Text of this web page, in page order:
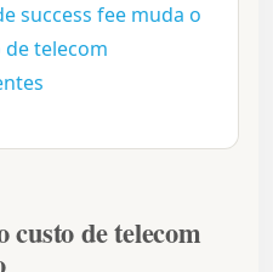
success fee muda o
de telecom
custo de telecom